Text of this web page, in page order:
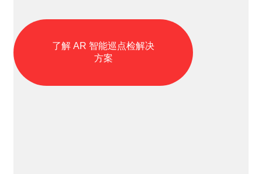
了解 AR 智能巡点检解决
方案